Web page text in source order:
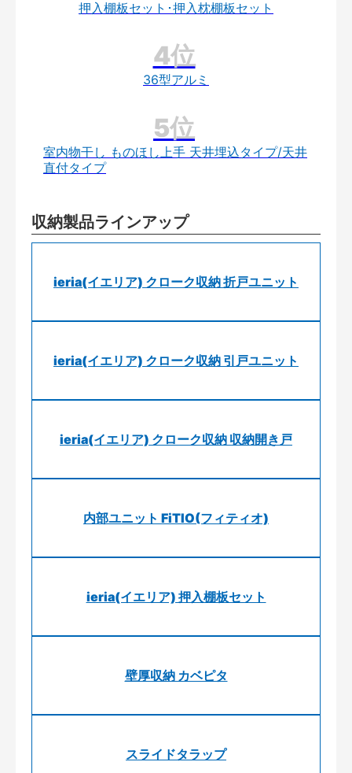
押入棚板セット･押入枕棚板セット
36型アルミ
室内物干し ものほし上手 天井埋込タイプ/天井
直付タイプ
収納製品ラインアップ
ieria(イエリア) クローク収納 折戸ユニット
ieria(イエリア) クローク収納 引戸ユニット
ieria(イエリア) クローク収納 収納開き戸
内部ユニット FiTIO(フィティオ)
ieria(イエリア) 押入棚板セット
壁厚収納 カベピタ
スライドタラップ